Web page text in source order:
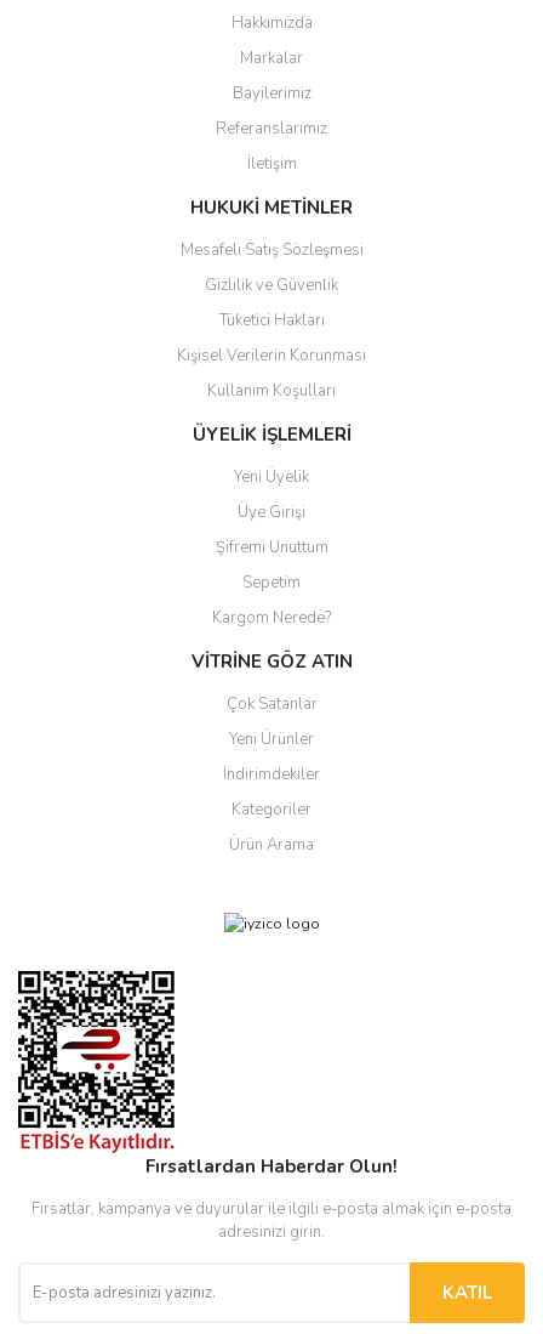
Ürün resmi kalitesiz, bozuk veya görüntülenemiyor.
Ürün açıklamasında eksik bilgiler bulunuyor.
Ürün bilgilerinde hatalar bulunuyor.
Ürün fiyatı diğer sitelerden daha pahalı.
Bu ürüne benzer farklı alternatifler olmalı.
Gönder
Hakkımızda
Markalar
Bayilerimiz
Referanslarımız
İletişim
HUKUKİ METİNLER
Mesafeli Satış Sözleşmesi
Gizlilik ve Güvenlik
Tüketici Hakları
Kişisel Verilerin Korunması
Kullanım Koşulları
ÜYELİK İŞLEMLERİ
Yeni Üyelik
Üye Girişi
Şifremi Unuttum
Sepetim
Kargom Nerede?
VİTRİNE GÖZ ATIN
Çok Satanlar
Yeni Ürünler
İndirimdekiler
Kategoriler
Ürün Arama
Fırsatlardan Haberdar Olun!
Fırsatlar, kampanya ve duyurular ile ilgili e-posta almak için e-posta
adresinizi girin.
KATIL